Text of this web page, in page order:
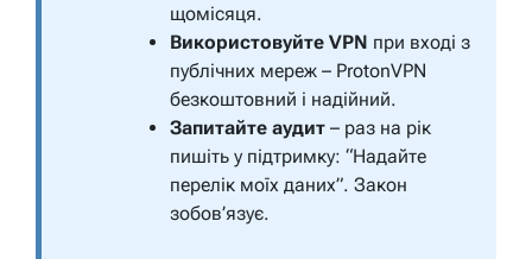
щомісяця.
Використовуйте VPN при вході з
публічних мереж – ProtonVPN
безкоштовний і надійний.
Запитайте аудит – раз на рік
пишіть у підтримку: “Надайте
перелік моїх даних”. Закон
зобов’язує.